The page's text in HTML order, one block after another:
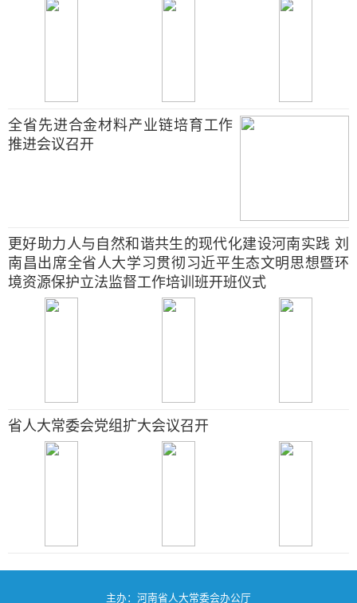
全省先进合金材料产业链培育工作
推进会议召开
更好助力人与自然和谐共生的现代化建设河南实践 刘
南昌出席全省人大学习贯彻习近平生态文明思想暨环
境资源保护立法监督工作培训班开班仪式
省人大常委会党组扩大会议召开
主办：河南省人大常委会办公厅